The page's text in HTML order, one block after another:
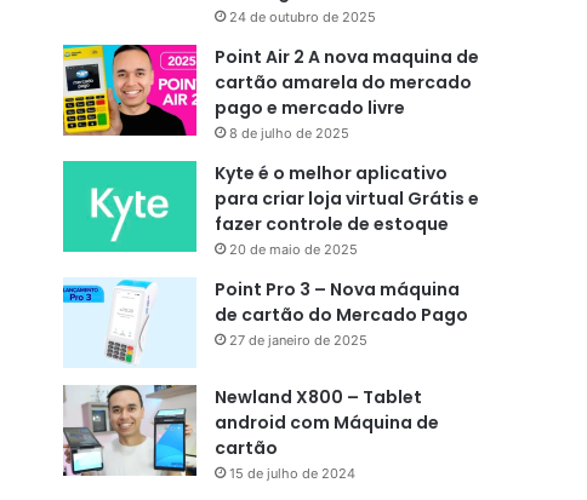
24 de outubro de 2025
Point Air 2 A nova maquina de
cartão amarela do mercado
pago e mercado livre
8 de julho de 2025
Kyte é o melhor aplicativo
para criar loja virtual Grátis e
fazer controle de estoque
20 de maio de 2025
Point Pro 3 – Nova máquina
de cartão do Mercado Pago
27 de janeiro de 2025
Newland X800 – Tablet
android com Máquina de
cartão
15 de julho de 2024